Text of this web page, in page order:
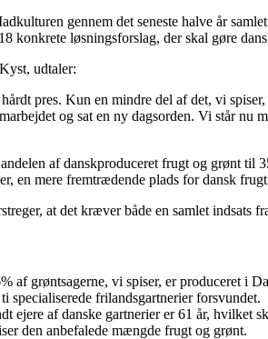
gennem det seneste halve år
konkrete løsningsforslag, der skal gøre
udtaler:
pres. Kun en mindre del af det, vi
og sat en ny dagsorden. Vi står
af danskproduceret frugt og grønt til
en mere fremtrædende plads for dansk
at det kræver både en samlet
af grøntsagerne, vi spiser, er produceret i
specialiserede frilandsgartnerier forsvundet.
ejere af danske gartnerier er 61 år, hvilket
den anbefalede mængde frugt og grønt.